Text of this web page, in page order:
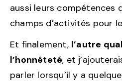
aussi leurs compétences
champs d’activités pour
Et finalement, l’autre
l’honnêteté, et
parler lorsqu’il y a